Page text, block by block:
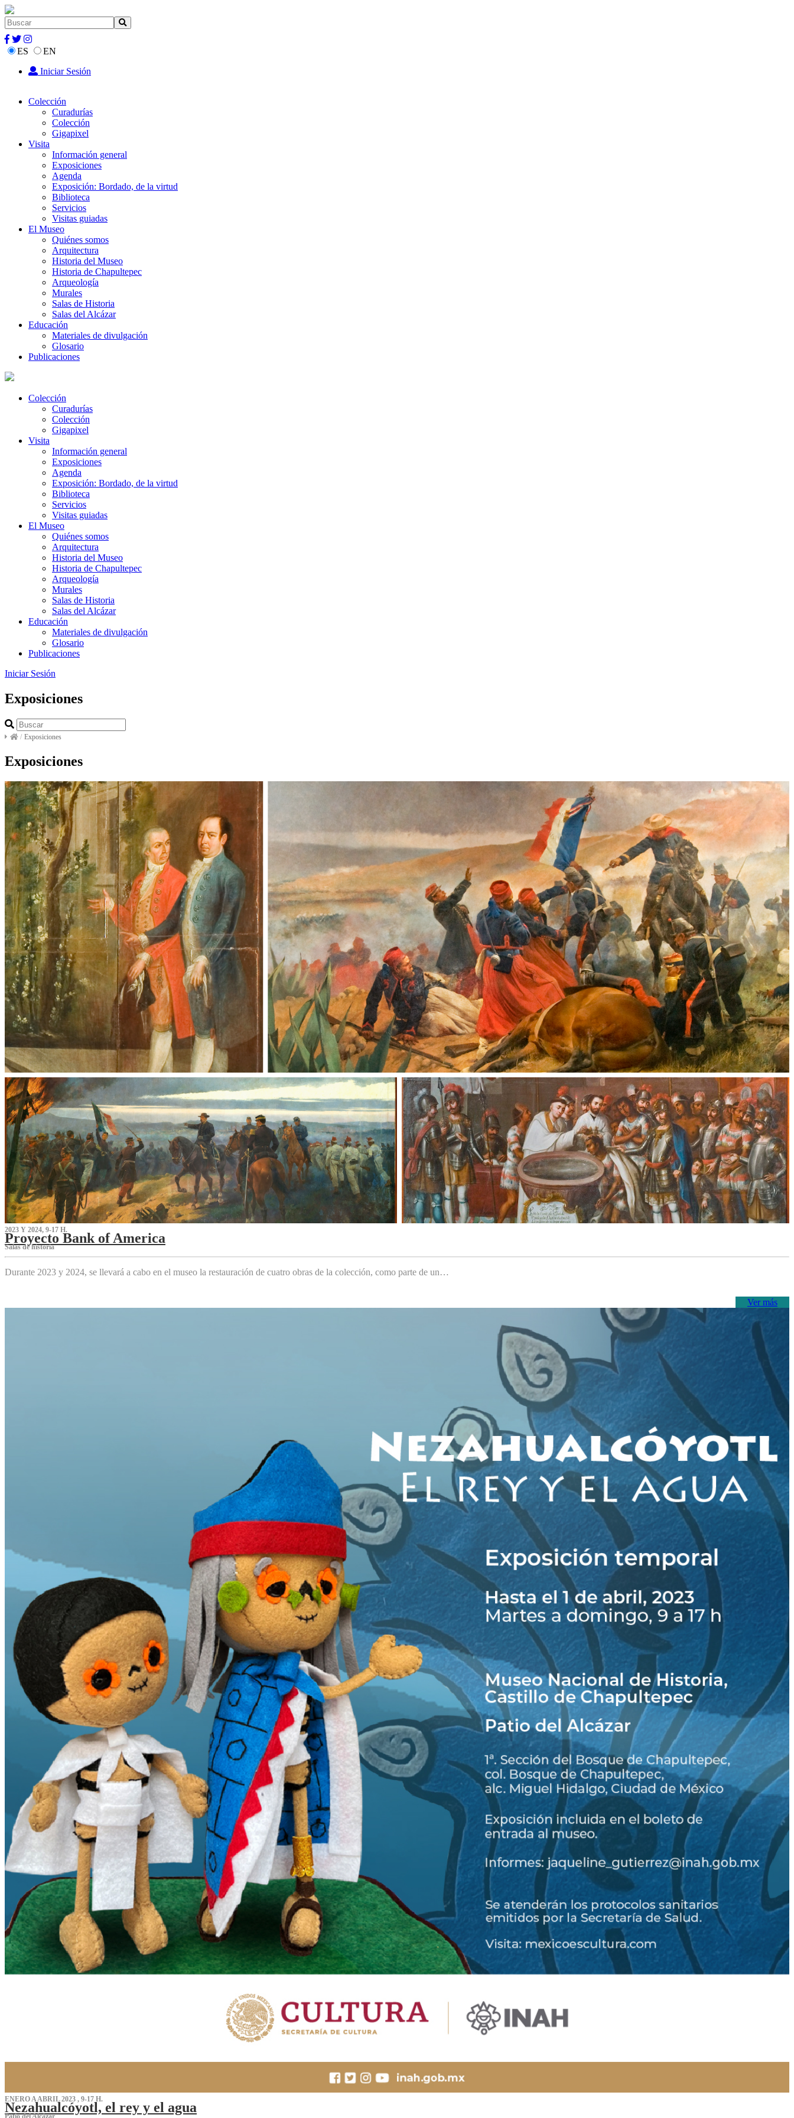
ES
EN
Iniciar Sesión
Colección
Curadurías
Colección
Gigapixel
Visita
Información general
Exposiciones
Agenda
Exposición: Bordado, de la virtud
Biblioteca
Servicios
Visitas guiadas
El Museo
Quiénes somos
Arquitectura
Historia del Museo
Historia de Chapultepec
Arqueología
Murales
Salas de Historia
Salas del Alcázar
Educación
Materiales de divulgación
Glosario
Publicaciones
Colección
Curadurías
Colección
Gigapixel
Visita
Información general
Exposiciones
Agenda
Exposición: Bordado, de la virtud
Biblioteca
Servicios
Visitas guiadas
El Museo
Quiénes somos
Arquitectura
Historia del Museo
Historia de Chapultepec
Arqueología
Murales
Salas de Historia
Salas del Alcázar
Educación
Materiales de divulgación
Glosario
Publicaciones
Iniciar Sesión
Exposiciones
/ Exposiciones
Exposiciones
2023 Y 2024, 9-17 H.
Proyecto Bank of America
S‌alas de historia
Durante 2023 y 2024, se llevará a cabo en el museo la restauración de cuatro obras de la colección, como parte de un…
Ver más
ENERO A ABRIL 2023 , 9-17 H.
Nezahualcóyotl, el rey y el agua